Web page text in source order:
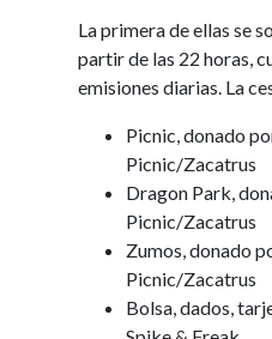
La primera de ellas se
partir de las 22 horas,
emisiones diarias. La
Picnic, donado
Picnic/Zacatrus
Dragon Park,
Picnic/Zacatrus
Zumos, donado
Picnic/Zacatrus
Bolsa, dados,